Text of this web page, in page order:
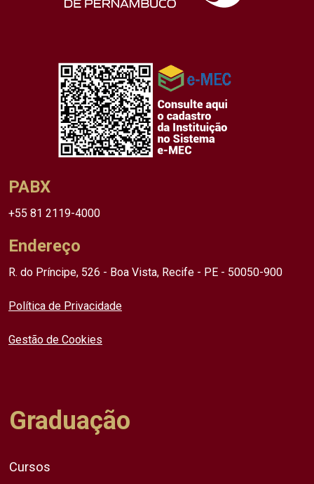
PABX
+55 81 2119-4000
Endereço
R. do Príncipe, 526 - Boa Vista, Recife - PE - 50050-900
Política de Privacidade
Gestão de Cookies
Graduação
Cursos